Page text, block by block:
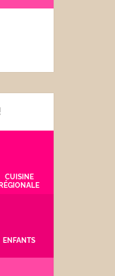
CUISINE
RÉGIONALE
ENFANTS